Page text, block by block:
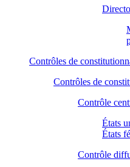
Contrôles de
Contrôles de
Contrôle
États
États
Contrôle